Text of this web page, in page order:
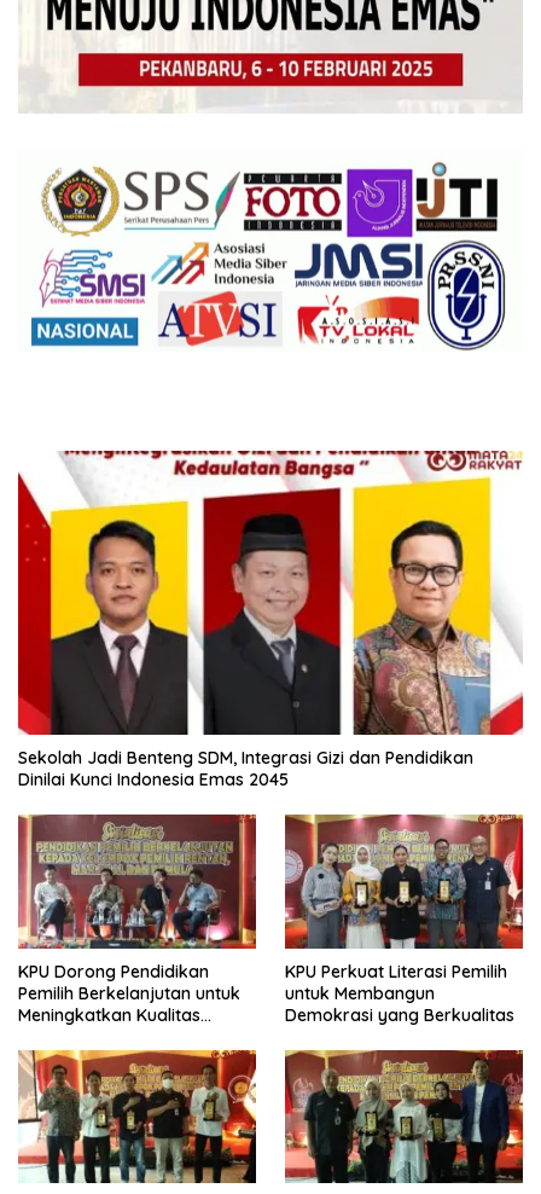
Sekolah Jadi Benteng SDM, Integrasi Gizi dan Pendidikan
Dinilai Kunci Indonesia Emas 2045
KPU Dorong Pendidikan
Pemilih Berkelanjutan untuk
Meningkatkan Kualitas
KPU Perkuat Literasi Pemilih
untuk Membangun
Demokrasi yang Berkualitas